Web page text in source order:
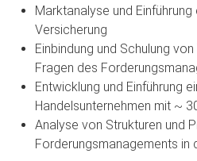
Marktanalyse und
Versicherung
Einbindung und Schulung
Fragen des
Entwicklung und Einführung
Handelsunternehmen mit ~
Analyse von Strukturen und
Forderungsmanagements